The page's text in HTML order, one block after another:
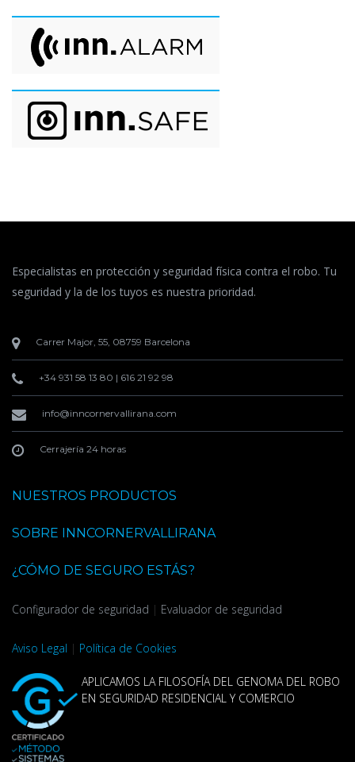
Especialistas en protección y seguridad física contra el robo. Tu
seguridad y la de los tuyos es nuestra prioridad.
Carrer Major, 55, 08759 Barcelona
+34 931 58 13 80 | 616 21 92 98
info@inncornervallirana.com
Cerrajería 24 horas
NUESTROS PRODUCTOS
SOBRE INNCORNERVALLIRANA
¿CÓMO DE SEGURO ESTÁS?
Configurador de seguridad | Evaluador de seguridad
Aviso Legal | Política de Cookies
APLICAMOS LA FILOSOFÍA DEL GENOMA DEL ROBO
EN SEGURIDAD RESIDENCIAL Y COMERCIO